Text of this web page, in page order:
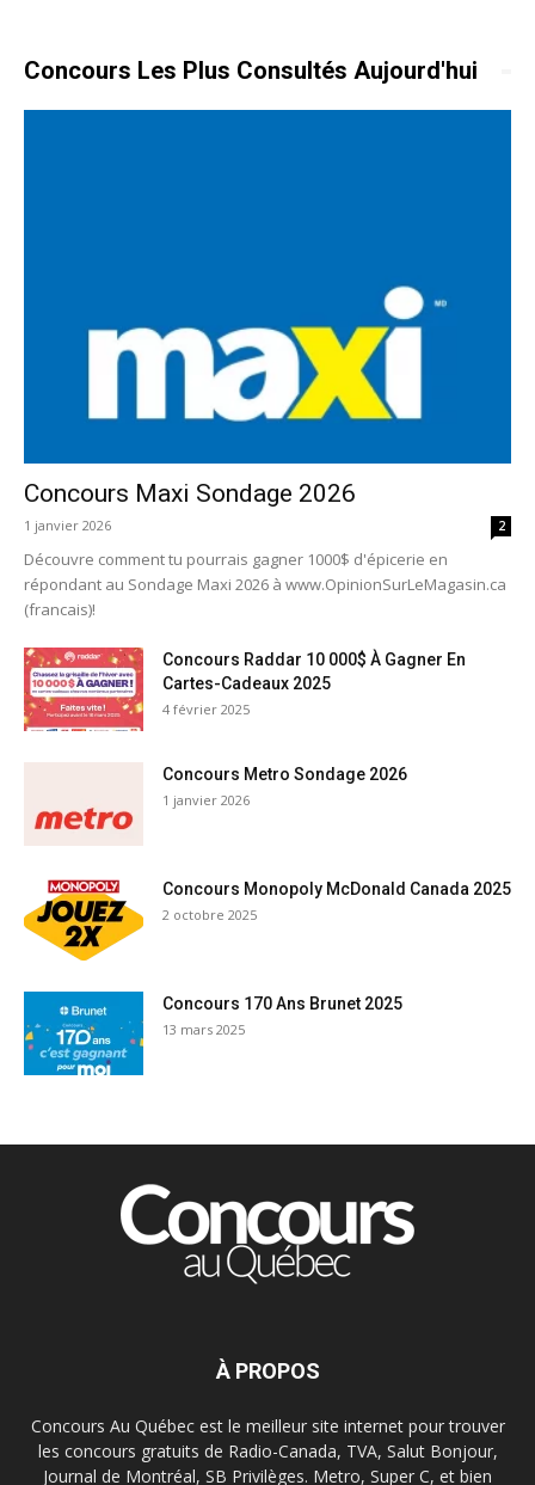
Concours Les Plus Consultés Aujourd'hui
Concours Maxi Sondage 2026
1 janvier 2026 2
Découvre comment tu pourrais gagner 1000$ d'épicerie en
répondant au Sondage Maxi 2026 à www.OpinionSurLeMagasin.ca
(francais)!
Concours Raddar 10 000$ À Gagner En
Cartes-Cadeaux 2025
4 février 2025
Concours Metro Sondage 2026
1 janvier 2026
Concours Monopoly McDonald Canada 2025
2 octobre 2025
Concours 170 Ans Brunet 2025
13 mars 2025
À PROPOS
Concours Au Québec est le meilleur site internet pour trouver
les concours gratuits de Radio-Canada, TVA, Salut Bonjour,
Journal de Montréal, SB Privilèges. Metro, Super C, et bien